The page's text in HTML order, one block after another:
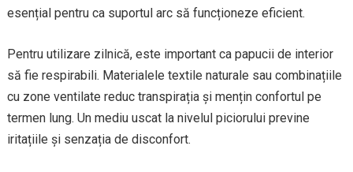
esențial pentru ca suportul arc să funcționeze eficient.
Pentru utilizare zilnică, este important ca papucii de interior
să fie respirabili. Materialele textile naturale sau combinațiile
cu zone ventilate reduc transpirația și mențin confortul pe
termen lung. Un mediu uscat la nivelul piciorului previne
iritațiile și senzația de disconfort.